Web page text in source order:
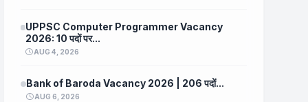
UPPSC Computer Programmer Vacancy
2026: 10 पदों पर...
AUG 4, 2026
Bank of Baroda Vacancy 2026 | 206 पदों...
AUG 6, 2026